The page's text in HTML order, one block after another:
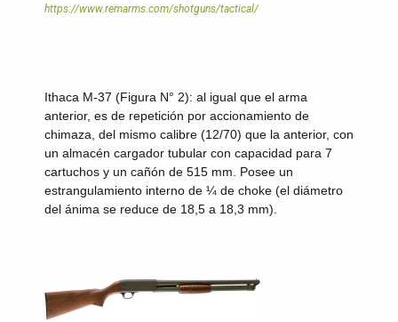
https://www.remarms.com/shotguns/tactical/
Ithaca M-37 (Figura N° 2): al igual que el arma
anterior, es de repetición por accionamiento de
chimaza, del mismo calibre (12/70) que la anterior, con
un almacén cargador tubular con capacidad para 7
cartuchos y un cañón de 515 mm. Posee un
estrangulamiento interno de ¼ de choke (el diámetro
del ánima se reduce de 18,5 a 18,3 mm).